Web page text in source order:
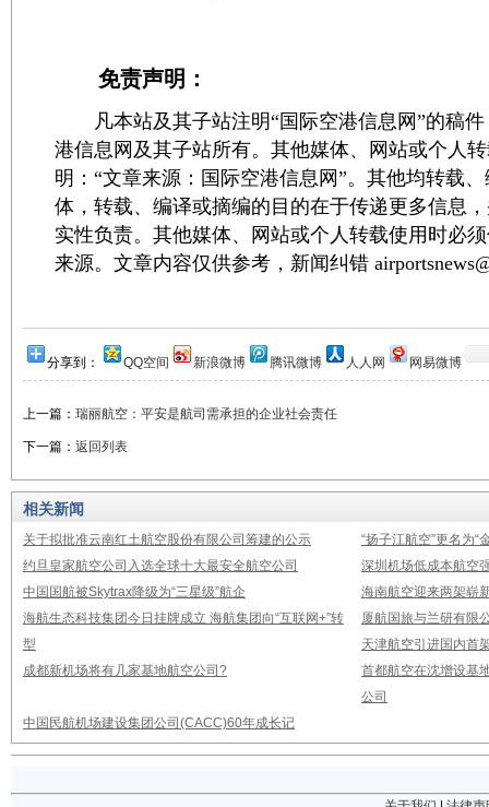
免责声明：
凡本站及其子站注明“国际空港信息网”的稿件
港信息网及其子站所有。其他媒体、网站或个人
明：“文章来源：国际空港信息网”。其他均转载
体，转载、编译或摘编的目的在于传递更多信息
实性负责。其他媒体、网站或个人转载使用时必
来源。文章内容仅供参考，新闻纠错
分享到： QQ空间 新浪微博 腾讯微博 人人网 网易微博
上一篇： 瑞丽航空：平安是航司需承担的企业社会责任
下一篇： 返回列表
相关新闻
关于拟批准云南红土航空股份有限公司筹建的公示
“扬子江航空”更名为“
约旦皇家航空公司入选全球十大最安全航空公司
深圳机场低成本航空
中国国航被Skytrax降级为“三星级”航企
海南航空迎来两架崭
海航生态科技集团今日挂牌成立 海航集团向“互联网+”转
型
厦航国旅与兰研有限
天津航空引进国内首
成都新机场将有几家基地航空公司?
首都航空在沈增设基
公司
中国民航机场建设集团公司(CACC)60年成长记